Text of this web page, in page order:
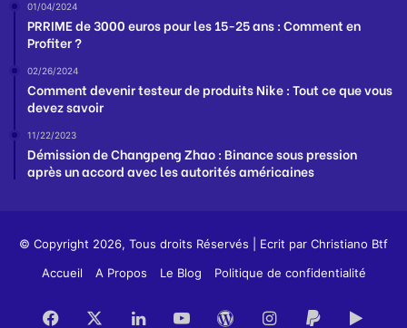
01/04/2024
PRRIME de 3000 euros pour les 15-25 ans : Comment en
Profiter ?
02/26/2024
Comment devenir testeur de produits Nike : Tout ce que vous
devez savoir
11/22/2023
Démission de Changpeng Zhao : Binance sous pression
après un accord avec les autorités américaines
© Copyright 2026, Tous droits Réservés | Ecrit par Christiano Btf
Accueil
A Propos Le Blog Politique de confidentialité
Facebook LinkedinYouTubeWordPress
Instagram
PayPal